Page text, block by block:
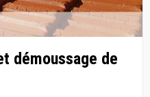
démoussage de